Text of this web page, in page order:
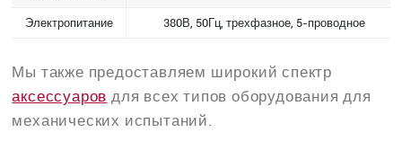
Электропитание 380В, 50Гц, трехфазное, 5-проводное
Мы также предоставляем широкий спектр
аксессуаров для всех типов оборудования для
механических испытаний.